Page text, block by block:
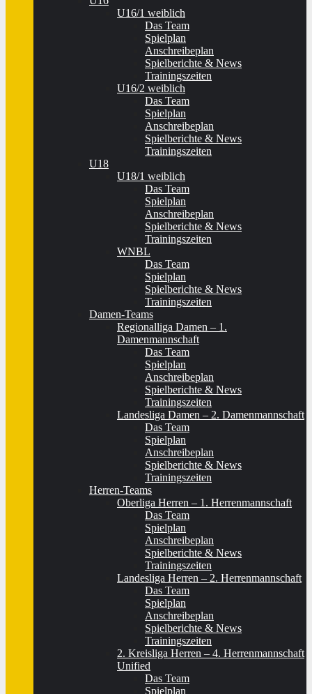
U16/1 weiblich
Das Team
Spielplan
Anschreibeplan
Spielberichte & News
Trainingszeiten
U16/2 weiblich
Das Team
Spielplan
Anschreibeplan
Spielberichte & News
Trainingszeiten
U18
U18/1 weiblich
Das Team
Spielplan
Anschreibeplan
Spielberichte & News
Trainingszeiten
WNBL
Das Team
Spielplan
Spielberichte & News
Trainingszeiten
Damen-Teams
Regionalliga Damen – 1.
Damenmannschaft
Das Team
Spielplan
Anschreibeplan
Spielberichte & News
Trainingszeiten
Landesliga Damen – 2. Damenmannschaft
Das Team
Spielplan
Anschreibeplan
Spielberichte & News
Trainingszeiten
Herren-Teams
Oberliga Herren – 1. Herrenmannschaft
Das Team
Spielplan
Anschreibeplan
Spielberichte & News
Trainingszeiten
Landesliga Herren – 2. Herrenmannschaft
Das Team
Spielplan
Anschreibeplan
Spielberichte & News
Trainingszeiten
2. Kreisliga Herren – 4. Herrenmannschaft
Unified
Das Team
Spielplan